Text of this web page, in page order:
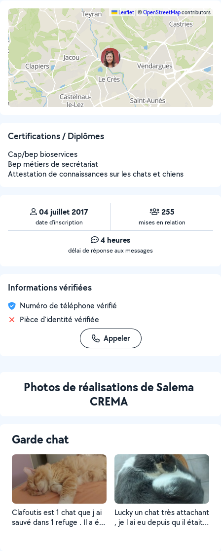
Leaflet ©OpenStreetMapcontributors
Certifications / Diplômes
Cap/bep bioservices
Bep métiers de secrétariat
Attestation de connaissances sur les chats et chiens
04 juillet 2017
date d’inscription
255
mises en relation
4 heures
délai de réponse aux messages
Informations vérifiées
Numéro de téléphone vérifié
Pièce d'identité vérifiée
Appeler
Photos de réalisations de Salema
CREMA
Garde chat
Clafoutis est 1 chat que j ai
sauvé dans 1 refuge . Il a été
Lucky un chat très attachant
, je l ai eu depuis qu il était